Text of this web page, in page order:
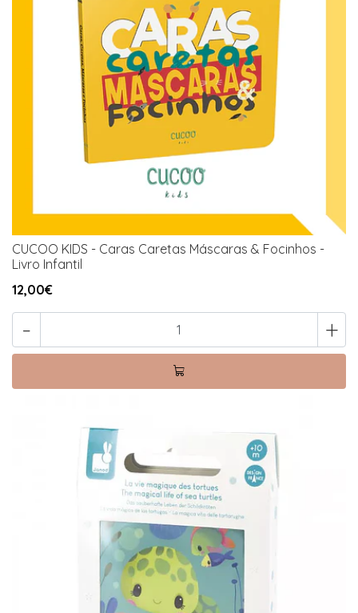
CUCOO KIDS - Caras Caretas Máscaras & Focinhos -
Livro Infantil
12,00€
- +